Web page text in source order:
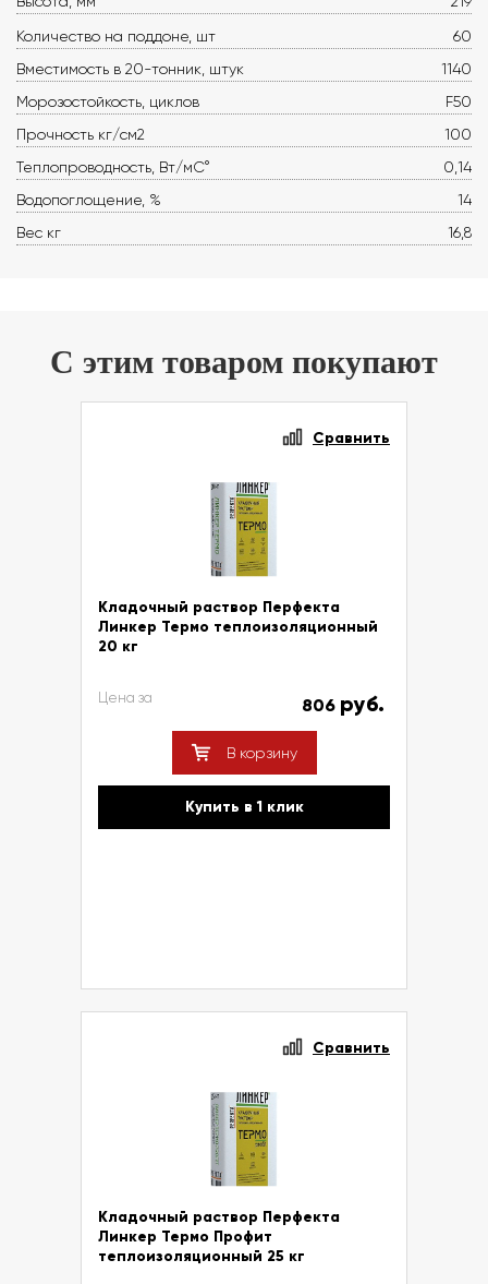
Количество на поддоне, шт
60
Вместимость в 20-тонник, штук
1140
Морозостойкость, циклов
F50
Прочность кг/см2
100
Теплопроводность, Вт/мС°
0,14
Водопоглощение, %
14
Вес кг
16,8
С этим товаром покупают
Сравнить
Кладочный раствор Перфекта
Линкер Термо теплоизоляционный
20 кг
Цена за 806 руб.
В корзину
Купить в 1 клик
Сравнить
Кладочный раствор Перфекта
Линкер Термо Профит
теплоизоляционный 25 кг